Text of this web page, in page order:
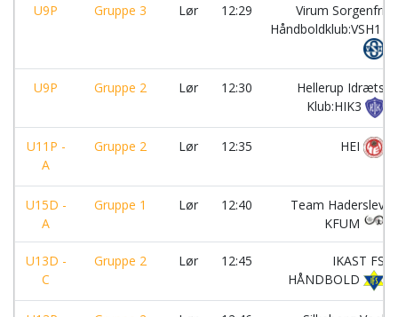
U9P Gruppe 3 Lør 12:29
Virum Sorgenfri
Håndboldklub:VSH1
U9P Gruppe 2 Lør 12:30
Hellerup Idræts
Klub:HIK3
U11P -
A
Gruppe 2 Lør 12:35 HEI
U15D -
A
Gruppe 1 Lør 12:40
Team Haderslev
KFUM
U13D -
C
Gruppe 2 Lør 12:45
IKAST FS
HÅNDBOLD